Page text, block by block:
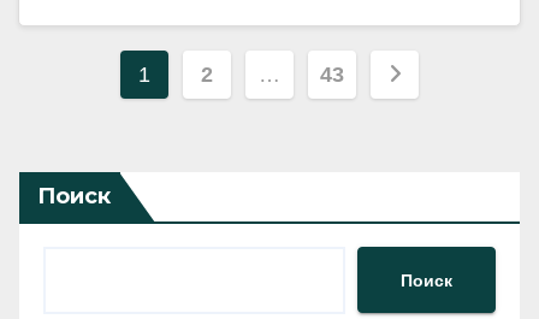
Пагинация
1 2 … 43
Поиск
Поиск